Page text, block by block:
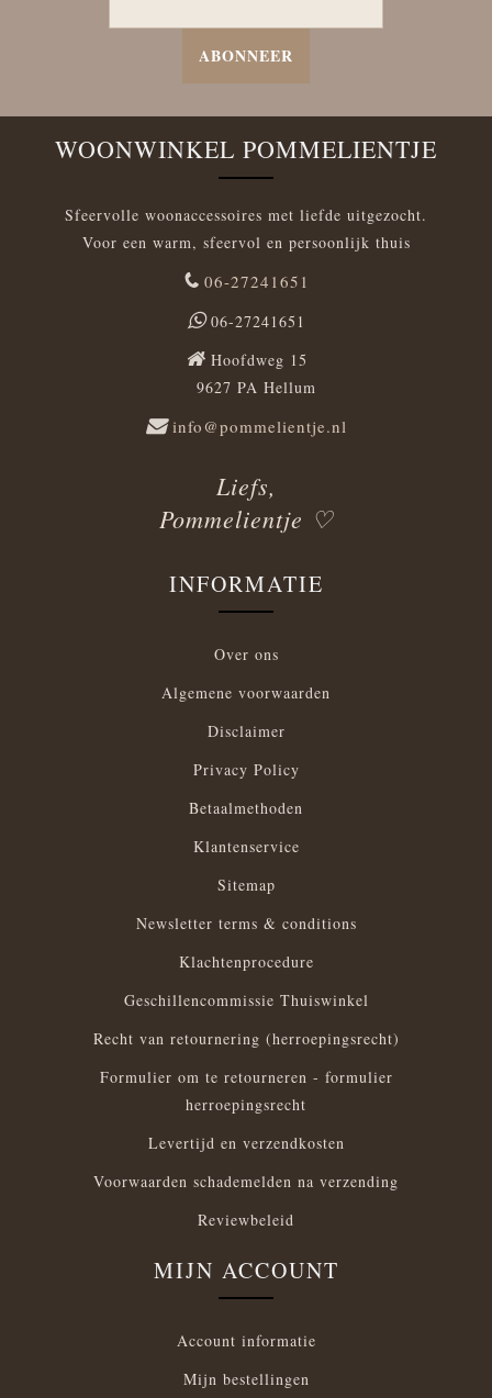
ABONNEER
WOONWINKEL POMMELIENTJE
Sfeervolle woonaccessoires met liefde uitgezocht.
Voor een warm, sfeervol en persoonlijk thuis
06-27241651
06-27241651
Hoofdweg 15
9627 PA Hellum
info@pommelientje.nl
Liefs,
Pommelientje ♡
INFORMATIE
Over ons
Algemene voorwaarden
Disclaimer
Privacy Policy
Betaalmethoden
Klantenservice
Sitemap
Newsletter terms & conditions
Klachtenprocedure
Geschillencommissie Thuiswinkel
Recht van retournering (herroepingsrecht)
Formulier om te retourneren - formulier
herroepingsrecht
Levertijd en verzendkosten
Voorwaarden schademelden na verzending
Reviewbeleid
MIJN ACCOUNT
Account informatie
Mijn bestellingen